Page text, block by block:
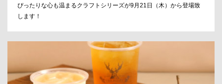
ぴったりな心も温まるクラフトシリーズが9月21日（木）から登場致
します！